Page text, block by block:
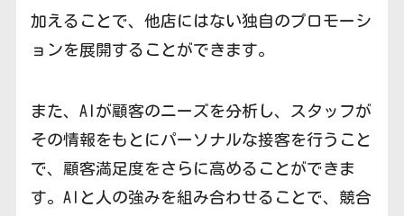
加えることで、他店にはない独自のプロモーシ
ョンを展開することができます。
また、AIが顧客のニーズを分析し、スタッフが
その情報をもとにパーソナルな接客を行うこと
で、顧客満足度をさらに高めることができま
す。AIと人の強みを組み合わせることで、競合